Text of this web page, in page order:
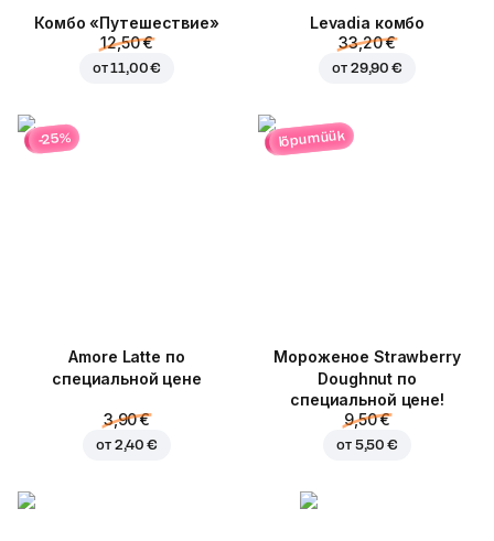
Комбо «Путешествие»
12,50 €
от11,00 €
Levadia комбо
33,20 €
от 29,90 €
-25%
Amore Latte по
специальной цене
3,90 €
от 2,40 €
lõpumüük
Мороженое Strawberry
Doughnut по
специальной цене!
9,50 €
от 5,50 €